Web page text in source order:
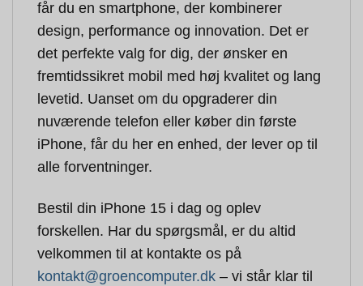
får du en smartphone, der kombinerer
design, performance og innovation. Det er
det perfekte valg for dig, der ønsker en
fremtidssikret mobil med høj kvalitet og lang
levetid. Uanset om du opgraderer din
nuværende telefon eller køber din første
iPhone, får du her en enhed, der lever op til
alle forventninger.
Bestil din iPhone 15 i dag og oplev
forskellen. Har du spørgsmål, er du altid
velkommen til at kontakte os på
kontakt@groencomputer.dk – vi står klar til